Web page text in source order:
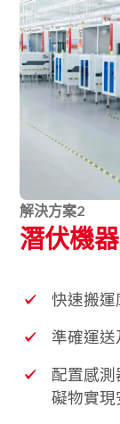
解決方案2
潛伏機
快速搬
準確運
配置感
礙物實現